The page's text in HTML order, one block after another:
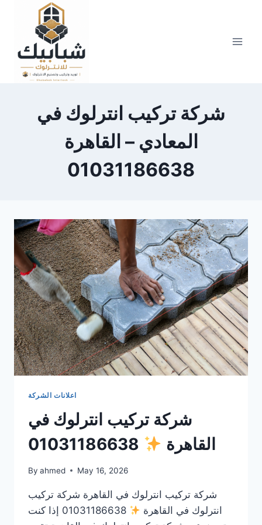
شركة تركيب انترلوك في
المعادي – القاهرة
01031186638
اعلانات الشركة
شركة تركيب انترلوك في
القاهرة
By ahmed May 16, 2026
شركة تركيب انترلوك في القاهرة شركة تركيب
انترلوك في القاهرة
01031186638 إذا كنت